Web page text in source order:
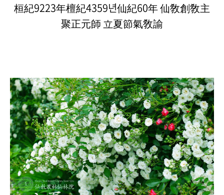
桓紀9223年檀紀4359년仙紀60年 仙敎創敎主
聚正元師 立夏節氣敎諭